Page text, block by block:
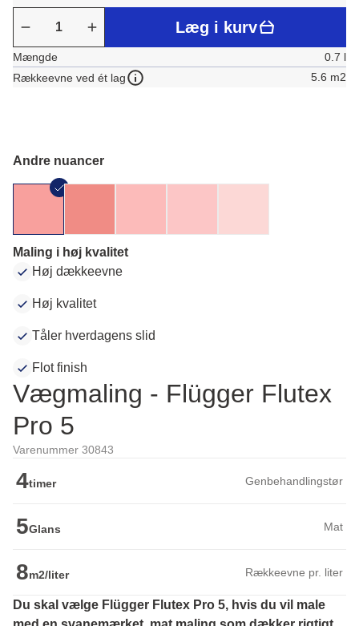
Læg i kurv
Mængde
0.7 l
Rækkeevne ved ét lag
5.6 m2
Andre nuancer
Maling i høj kvalitet
Høj dækkeevne
Høj kvalitet
Tåler hverdagens slid
Flot finish
Vægmaling - Flügger Flutex
Pro 5
Varenummer 30843
4timer Genbehandlingstør
5Glans Mat
8m2/liter Rækkeevne pr. liter
Du skal vælge Flügger Flutex Pro 5, hvis du vil male